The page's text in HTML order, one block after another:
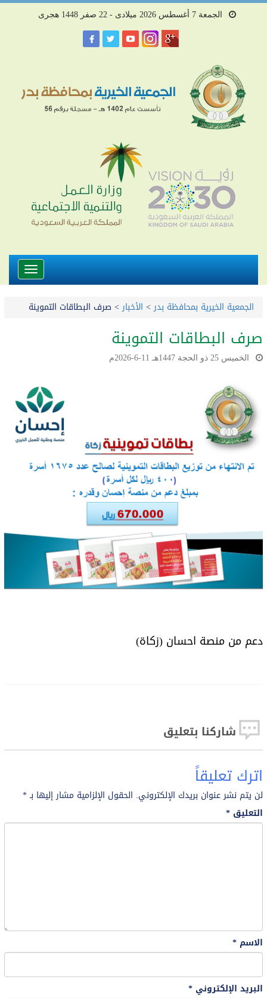
الجمعة 7 أغسطس 2026 ميلادى - 22 صفر 1448 هجرى
Toggle
الجمعية الخيرية بمحافظة بدر> الأخبار> صرف البطاقات التموينة
صرف البطاقات التموينة
الخميس 25 ذو الحجة 1447هـ 11-6-2026م
دعم من منصة احسان (زكاة)
شاركنا بتعليق
اترك تعليقاً
لن يتم نشر عنوان بريدك الإلكتروني. الحقول الإلزامية مشار إليها بـ*
التعليق *
الاسم *
البريد الإلكتروني *